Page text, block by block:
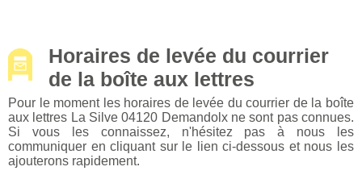
Horaires de levée du courrier
de la boîte aux lettres
Pour le moment les horaires de levée du courrier de la boîte
aux lettres La Silve 04120 Demandolx ne sont pas connues.
Si vous les connaissez, n'hésitez pas à nous les
communiquer en cliquant sur le lien ci-dessous et nous les
ajouterons rapidement.